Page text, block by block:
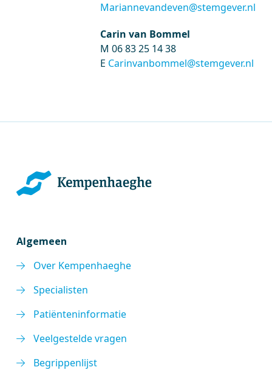
Mariannevandeven@stemgever.nl
Carin van Bommel
M 06 83 25 14 38
E Carinvanbommel@stemgever.nl
Algemeen
Over Kempenhaeghe
Specialisten
Patiënteninformatie
Veelgestelde vragen
Begrippenlijst